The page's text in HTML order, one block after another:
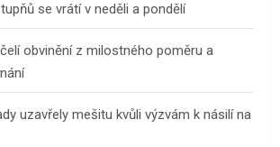
se vrátí v neděli a pondělí
obvinění z milostného poměru a
uzavřely mešitu kvůli výzvám k násilí na